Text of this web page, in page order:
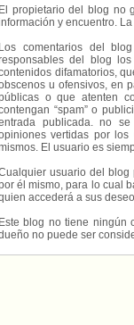
El propietario del blog no
y encuentro.
Los comentarios del
del blog
difamatorios,
u ofensivos, en
o que atenten
“spam” o
publicada. no
vertidas por
El usuario es
usuario del blog
él mismo, para lo cual
accederá a sus
Este blog no tiene ningún
no puede ser